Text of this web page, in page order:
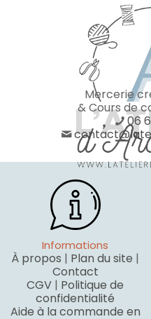
Mercerie
& Cours de
06
Informations
À propos | Plan du site |
Contact
CGV | Politique de
confidentialité
Aide à la commande en